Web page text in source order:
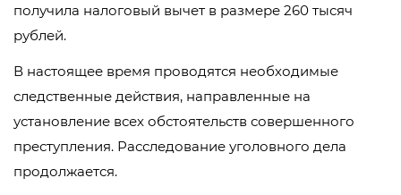
получила налоговый вычет в размере 260 тысяч
рублей.
В настоящее время проводятся необходимые
следственные действия, направленные на
установление всех обстоятельств совершенного
преступления. Расследование уголовного дела
продолжается.